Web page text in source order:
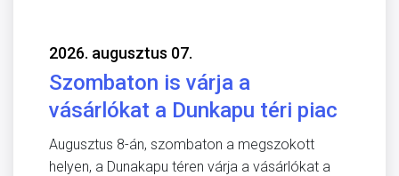
2026. augusztus 07.
Szombaton is várja a
vásárlókat a Dunkapu téri piac
Augusztus 8-án, szombaton a megszokott
helyen, a Dunakapu téren várja a vásárlókat a